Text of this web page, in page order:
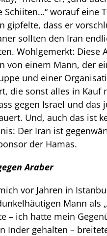
Schiiten…“ worauf eine
gipfelte, dass er
sollten den Iran
Wohlgemerkt: Diese
von einem Mann, der
und einer
die sonst alles in Kauf
gegen Israel und das
Und, auch das ist
Der Iran ist
der Hamas.
Araber
vor Jahren in
Mann als
– ich hatte mein
Inder gehalten –